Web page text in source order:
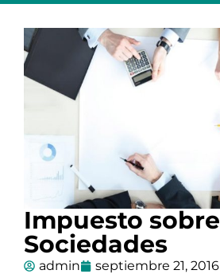
Impuesto sobre
Sociedades
admin septiembre 21, 2016